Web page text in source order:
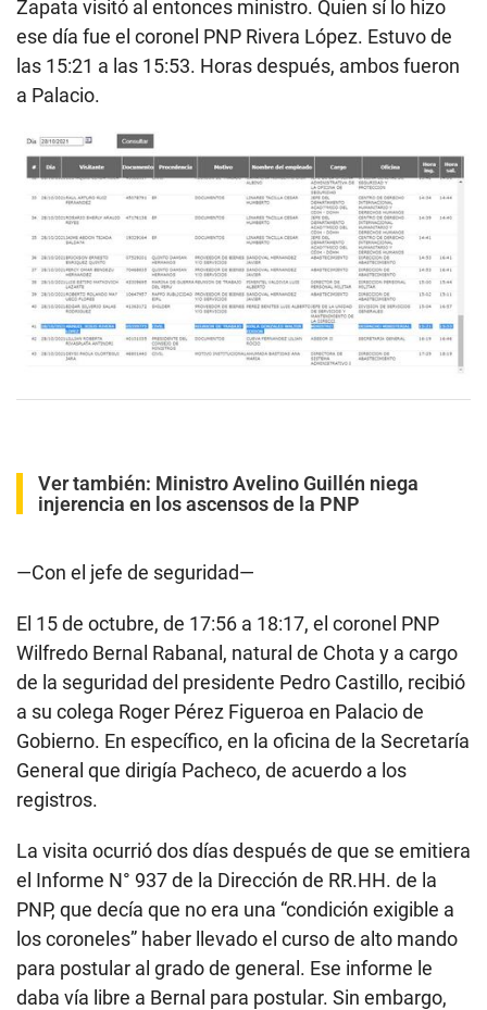
Zapata visitó al entonces ministro. Quien sí lo hizo
ese día fue el coronel PNP Rivera López. Estuvo de
las 15:21 a las 15:53. Horas después, ambos fueron
a Palacio.
Ver también: Ministro Avelino Guillén niega
injerencia en los ascensos de la PNP
—Con el jefe de seguridad—
El 15 de octubre, de 17:56 a 18:17, el coronel PNP
Wilfredo Bernal Rabanal, natural de Chota y a cargo
de la seguridad del presidente Pedro Castillo, recibió
a su colega Roger Pérez Figueroa en Palacio de
Gobierno. En específico, en la oficina de la Secretaría
General que dirigía Pacheco, de acuerdo a los
registros.
La visita ocurrió dos días después de que se emitiera
el Informe N° 937 de la Dirección de RR.HH. de la
PNP, que decía que no era una “condición exigible a
los coroneles” haber llevado el curso de alto mando
para postular al grado de general. Ese informe le
daba vía libre a Bernal para postular. Sin embargo,